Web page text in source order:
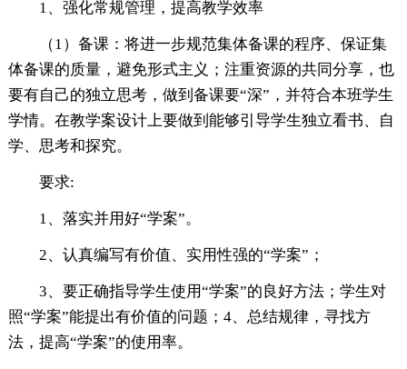
1、强化常规管理，提高教学效率
（1）备课：将进一步规范集体备课的程序、保证集
体备课的质量，避免形式主义；注重资源的共同分享，也
要有自己的独立思考，做到备课要“深”，并符合本班学生
学情。在教学案设计上要做到能够引导学生独立看书、自
学、思考和探究。
要求:
1、落实并用好“学案”。
2、认真编写有价值、实用性强的“学案”；
3、要正确指导学生使用“学案”的良好方法；学生对
照“学案”能提出有价值的问题；4、总结规律，寻找方
法，提高“学案”的使用率。